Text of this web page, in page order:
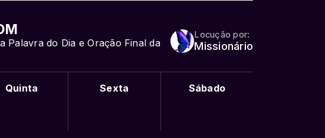
Palavra do Dia e Oração Final da
Locução por:
Missionário
Quinta Sexta Sábado